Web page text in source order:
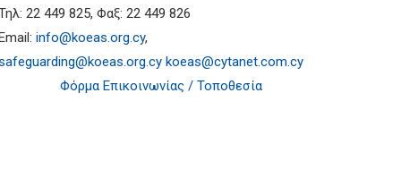
22 449 825, Φαξ: 22 449 826
info@koeas.org.cy,
koeas@cytanet.com.cy
Φόρμα Επικοινωνίας / Τοποθεσία